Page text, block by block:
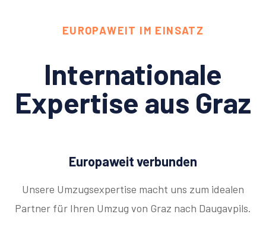
EUROPAWEIT IM EINSATZ
Internationale
Expertise aus Graz
Europaweit verbunden
Unsere Umzugsexpertise macht uns zum idealen
Partner für Ihren Umzug von Graz nach Daugavpils.